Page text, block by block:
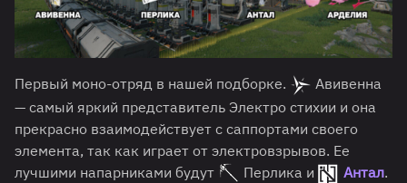
Первый моно-отряд в нашей подборке.
Авивенна
— самый яркий представитель Электро стихии и она
прекрасно взаимодействует с саппортами своего
элемента, так как играет от электровзрывов. Ее
лучшими напарниками будут
Перлика и Антал.